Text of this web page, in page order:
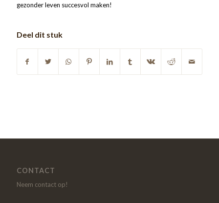
gezonder leven succesvol maken!
Deel dit stuk
CONTACT
Neem contact op!